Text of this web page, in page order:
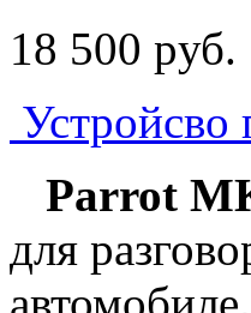
18 500 pуб.
Устройсво
Parrot
для